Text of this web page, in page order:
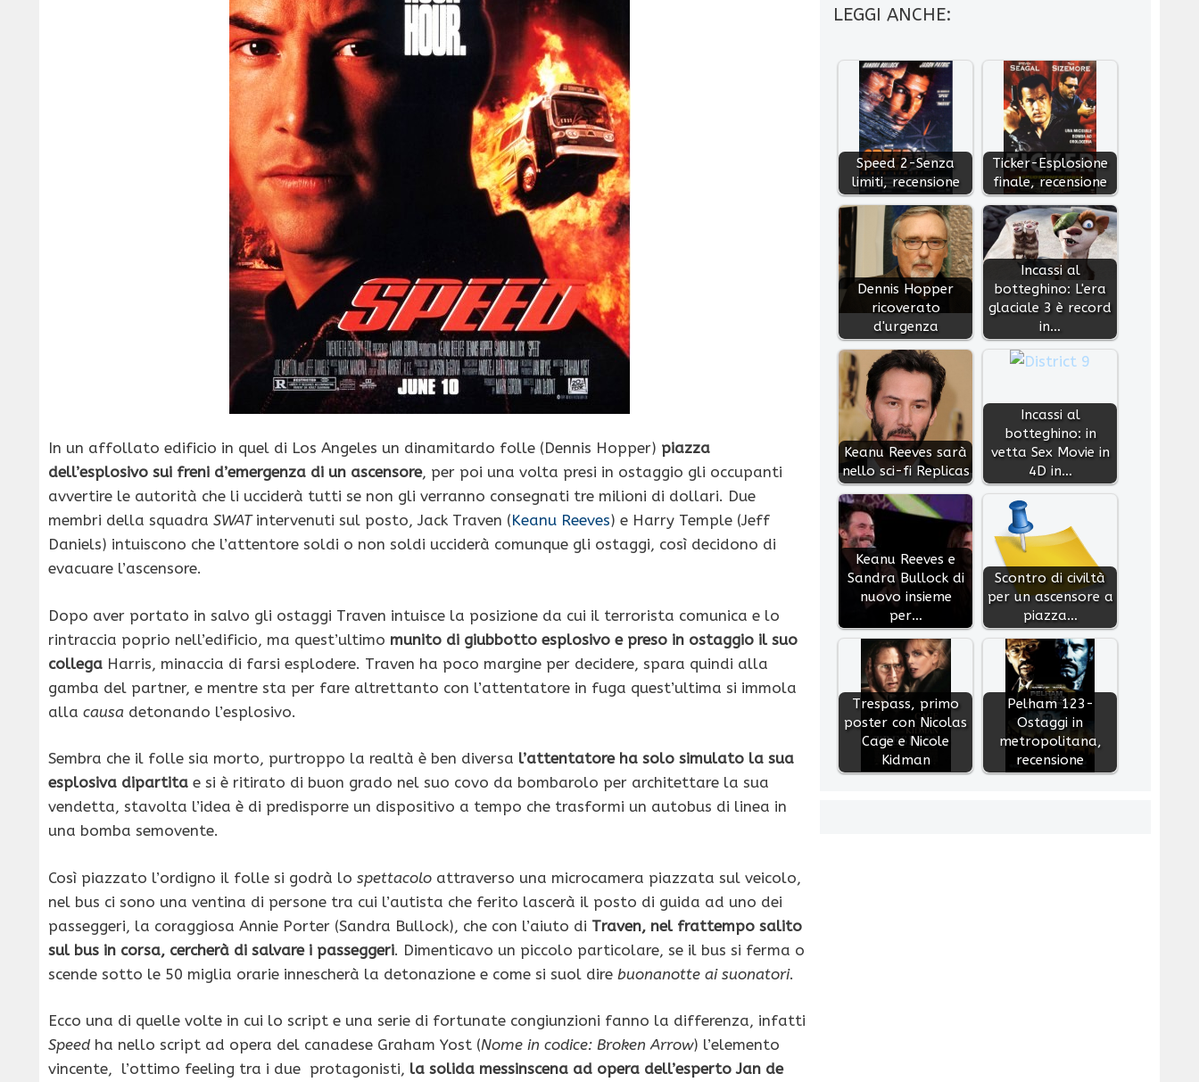
In un affollato edificio in quel di Los Angeles un dinamitardo folle (Dennis Hopper) piazza
dell’esplosivo sui freni d’emergenza di un ascensore, per poi una volta presi in ostaggio gli occupanti
avvertire le autorità che li ucciderà tutti se non gli verranno consegnati tre milioni di dollari. Due
membri della squadra SWATintervenuti sul posto, Jack Traven (Keanu Reeves) e Harry Temple (Jeff
Daniels) intuiscono che l’attentore soldi o non soldi ucciderà comunque gli ostaggi, così decidono di
evacuare l’ascensore.
Dopo aver portato in salvo gli ostaggi Traven intuisce la posizione da cui il terrorista comunica e lo
rintraccia poprio nell’edificio, ma quest’ultimo munito di giubbotto esplosivo e preso in ostaggio il suo
collega Harris, minaccia di farsi esplodere. Traven ha poco margine per decidere, spara quindi alla
gamba del partner, e mentre sta per fare altrettanto con l’attentatore in fuga quest’ultima si immola
alla causa detonando l’esplosivo.
Sembra che il folle sia morto, purtroppo la realtà è ben diversa l’attentatore ha solo simulato la sua
esplosiva dipartita e si è ritirato di buon grado nel suo covo da bombarolo per architettare la sua
vendetta, stavolta l’idea è di predisporre un dispositivo a tempo che trasformi un autobus di linea in
una bomba semovente.
Così piazzato l’ordigno il folle si godrà lo spettacolo attraverso una microcamera piazzata sul veicolo,
nel bus ci sono una ventina di persone tra cui l’autista che ferito lascerà il posto di guida ad uno dei
passeggeri, la coraggiosa Annie Porter (Sandra Bullock), che con l’aiuto di Traven, nel frattempo salito
sul bus in corsa, cercherà di salvare i passeggeri. Dimenticavo un piccolo particolare, se il bus si ferma o
scende sotto le 50 miglia orarie innescherà la detonazione e come si suol dire buonanotte ai suonatori.
Ecco una di quelle volte in cui lo script e una serie di fortunate congiunzioni fanno la differenza, infatti
Speed ha nello script ad opera del canadese Graham Yost (Nome in codice: Broken Arrow) l’elemento
vincente, l’ottimo feeling tra i due protagonisti, la solida messinscena ad opera dell’esperto Jan de
LEGGI ANCHE:
Speed 2-Senza
limiti, recensione
Ticker-Esplosione
finale, recensione
Dennis Hopper
ricoverato
d'urgenza
Incassi al
botteghino: L'era
glaciale 3 è record
in…
Keanu Reeves sarà
nello sci-fi Replicas
Incassi al
botteghino: in
vetta Sex Movie in
4D in…
Keanu Reeves e
Sandra Bullock di
nuovo insieme
per…
Scontro di civiltà
per un ascensore a
piazza…
Trespass, primo
poster con Nicolas
Cage e Nicole
Kidman
Pelham 123-
Ostaggi in
metropolitana,
recensione